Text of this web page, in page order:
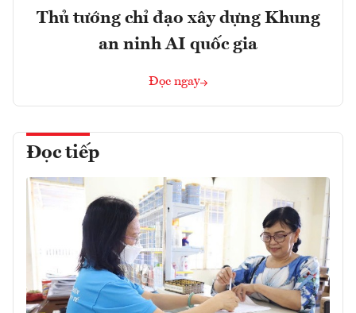
Thủ tướng chỉ đạo xây dựng Khung
an ninh AI quốc gia
Đọc ngay
Đọc tiếp